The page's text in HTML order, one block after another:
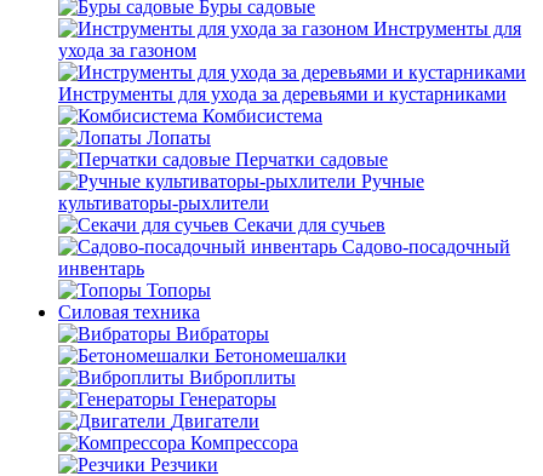
Буры садовые
Инструменты для
ухода за газоном
Инструменты для ухода за деревьями и кустарниками
Комбисистема
Лопаты
Перчатки садовые
Ручные
культиваторы-рыхлители
Секачи для сучьев
Садово-посадочный
инвентарь
Топоры
Силовая техника
Вибраторы
Бетономешалки
Виброплиты
Генераторы
Двигатели
Компрессора
Резчики